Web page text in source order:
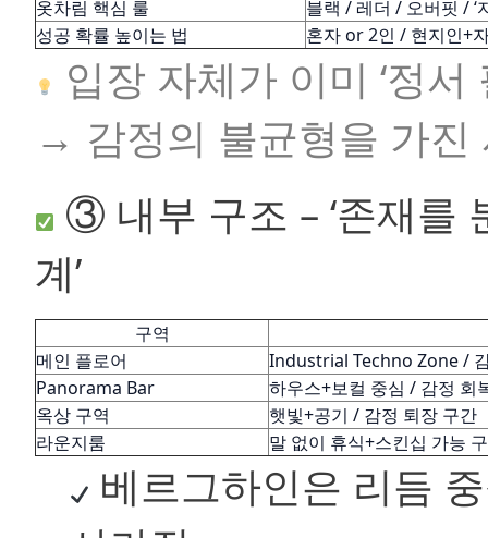
옷차림 핵심 룰
블랙 / 레더 / 오버핏 / ‘
성공 확률 높이는 법
혼자 or 2인 / 현지인+
입장 자체가 이미 ‘정서
→ 감정의 불균형을 가진
③ 내부 구조 – ‘존재를
계’
구역
메인 플로어
Industrial Techno Zone /
Panorama Bar
하우스+보컬 중심 / 감정 회
옥상 구역
햇빛+공기 / 감정 퇴장 구간
라운지룸
말 없이 휴식+스킨십 가능
베르그하인은 리듬